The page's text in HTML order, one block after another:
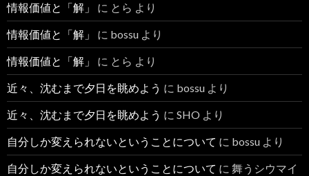
情報価値と「解」 に とら より
情報価値と「解」 に bossu より
情報価値と「解」 に とら より
近々、沈むまで夕日を眺めよう に bossu より
近々、沈むまで夕日を眺めよう に SHO より
自分しか変えられないということについて に bossu より
自分しか変えられないということについて に 舞うシウマイ